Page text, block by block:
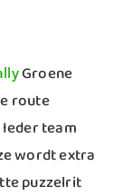
Groene
route
Ieder team
wordt extra
puzzelrit